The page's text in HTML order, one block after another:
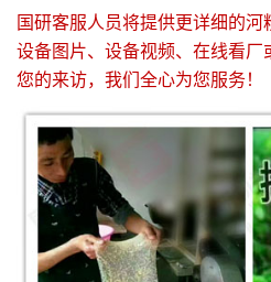
国研客服人员将提供更详细的河
设备图片、设备视频、在线看
您的来访，我们全心为您服务！